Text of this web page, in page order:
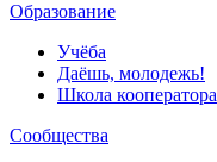
Образование
Учёба
Даёшь, молодежь!
Школа кооператора
Сообщества